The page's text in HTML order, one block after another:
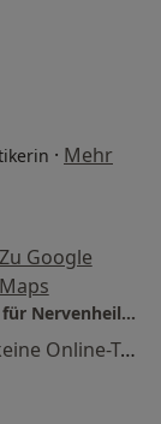
· Mehr
Zu Google
Maps
Praxis Dr. Annegret Kirchner Fachärztin für Nervenheilkunde
Dieser Arzt bzw. diese Ärztin bietet keine Online-Terminbuchung an diesem Standort an.